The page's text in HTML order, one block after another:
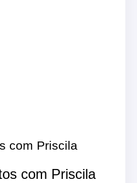
com Priscila
com Priscila